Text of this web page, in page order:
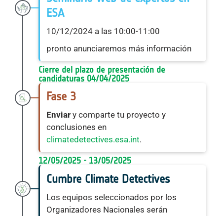
ESA
10/12/2024 a las 10:00-11:00
pronto anunciaremos más información
Cierre del plazo de presentación de
candidaturas 04/04/2025
Fase 3
Enviary comparte tu proyecto y
conclusiones en
climatedetectives.esa.int.
12/05/2025 - 13/05/2025
Cumbre Climate Detectives
Los equipos seleccionados por los
Organizadores Nacionales serán